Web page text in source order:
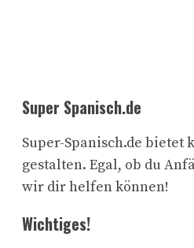
Super Spanisch.de
Super-Spanisch.de bietet
gestalten. Egal, ob du
wir dir helfen können!
Wichtiges!